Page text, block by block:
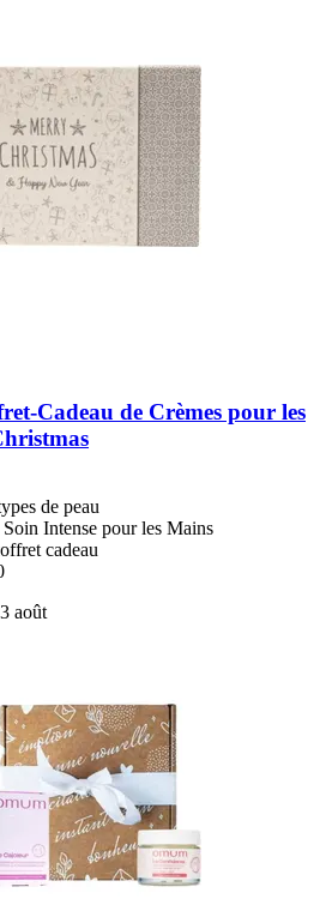
​Cadeau de Crèmes pour les
de peau
Intense pour les Mains
cadeau
août